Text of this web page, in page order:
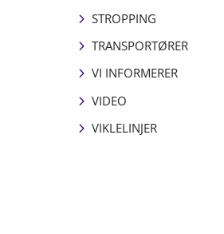
STROPPING
TRANSPORTØRER
VI INFORMERER
VIDEO
VIKLELINJER